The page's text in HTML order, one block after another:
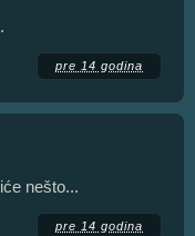
pre 14 godina
nešto...
pre 14 godina